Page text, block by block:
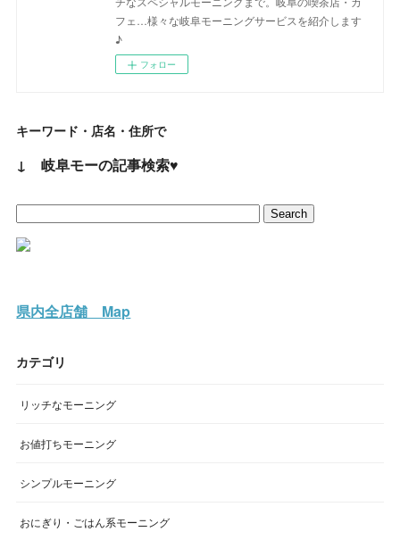
フェ…様々な岐阜モーニングサービスを紹介します
♪
フォロー
キーワード・店名・住所で
↓ 岐阜モーの記事検索♥
県内全店舗 Map
カテゴリ
リッチなモーニング
お値打ちモーニング
シンプルモーニング
おにぎり・ごはん系モーニング